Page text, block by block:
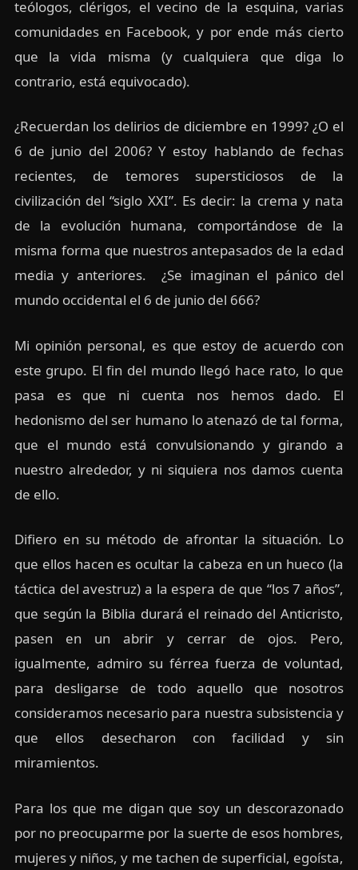
teólogos, clérigos, el vecino de la esquina, varias
comunidades en Facebook, y por ende más cierto
que la vida misma (y cualquiera que diga lo
contrario, está equivocado).
¿Recuerdan los delirios de diciembre en 1999? ¿O el
6 de junio del 2006? Y estoy hablando de fechas
recientes, de temores supersticiosos de la
civilización del “siglo XXI”. Es decir: la crema y nata
de la evolución humana, comportándose de la
misma forma que nuestros antepasados de la edad
media y anteriores. ¿Se imaginan el pánico del
mundo occidental el 6 de junio del 666?
Mi opinión personal, es que estoy de acuerdo con
este grupo. El fin del mundo llegó hace rato, lo que
pasa es que ni cuenta nos hemos dado. El
hedonismo del ser humano lo atenazó de tal forma,
que el mundo está convulsionando y girando a
nuestro alrededor, y ni siquiera nos damos cuenta
de ello.
Difiero en su método de afrontar la situación. Lo
que ellos hacen es ocultar la cabeza en un hueco (la
táctica del avestruz) a la espera de que “los 7 años”,
que según la Biblia durará el reinado del Anticristo,
pasen en un abrir y cerrar de ojos. Pero,
igualmente, admiro su férrea fuerza de voluntad,
para desligarse de todo aquello que nosotros
consideramos necesario para nuestra subsistencia y
que ellos desecharon con facilidad y sin
miramientos.
Para los que me digan que soy un descorazonado
por no preocuparme por la suerte de esos hombres,
mujeres y niños, y me tachen de superficial, egoísta,